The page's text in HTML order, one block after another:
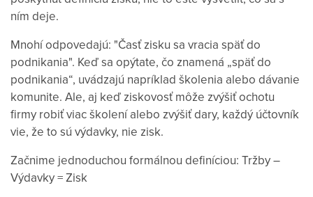
ním deje.
Mnohí odpovedajú: "Časť zisku sa vracia späť do
podnikania". Keď sa opýtate, čo znamená „späť do
podnikania“, uvádzajú napríklad školenia alebo dávanie
komunite. Ale, aj keď ziskovosť môže zvýšiť ochotu
firmy robiť viac školení alebo zvýšiť dary, každý účtovník
vie, že to sú výdavky, nie zisk.
Začnime jednoduchou formálnou definíciou: Tržby –
Výdavky = Zisk